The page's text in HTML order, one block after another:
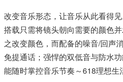
改变音乐形态，让音乐从此看得
搭载只需将镜头朝向需要的颜色
之改变颜色，而配备的噪音/回声
免提通话；强悍的双低音与防水
能随时掌控音乐节奏～618理想生